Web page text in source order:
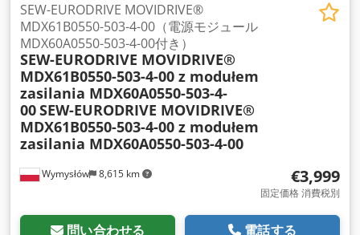
Wymysłów 8,615 km
SEW-EURODRIVE MOVIDRIVE®
MDX61B0550-503-4-00（電源モジュール
MDX60A0550-503-4-00付き）
SEW-EURODRIVE MOVIDRIVE®
MDX61B0550-503-4-00 z modułem
zasilania MDX60A0550-503-4-
00SEW-EURODRIVE MOVIDRIVE®
MDX61B0550-503-4-00 z modułem
zasilania MDX60A0550-503-4-00
€3,999
固定価格 消費税別
問い合わせる 電話する